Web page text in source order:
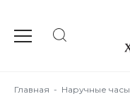
Главная - Наручные часы